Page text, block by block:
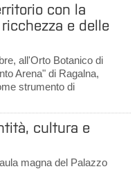
con la
e delle
all'Orto Botanico di
Arena" di Ragalna,
strumento di
cultura e
magna del Palazzo